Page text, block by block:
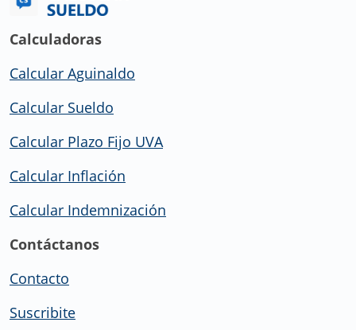
Calculadoras
Calcular Aguinaldo
Calcular Sueldo
Calcular Plazo Fijo UVA
Calcular Inflación
Calcular Indemnización
Contáctanos
Contacto
Suscribite